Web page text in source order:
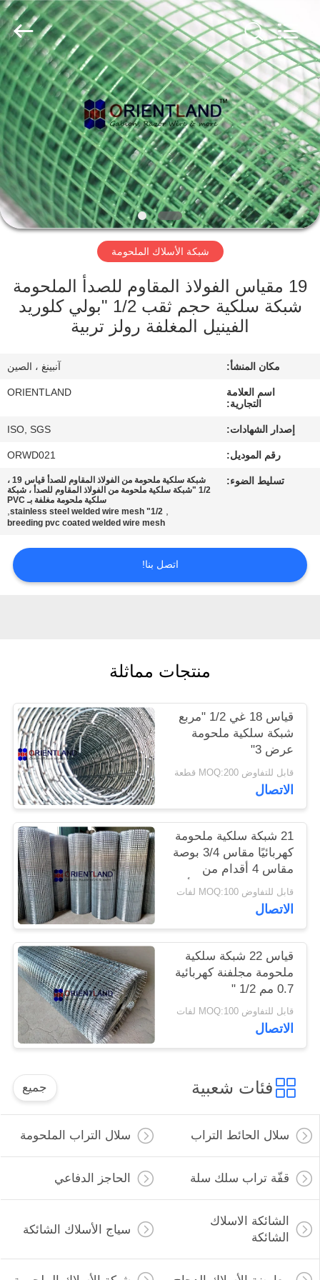
منزل،
بيت
منتجات
معلومات
عنا
في
المعمل
مراقبة
اتصل
اقتباس
POLICY
Ltd.
All
Rights
Reserved.
Developed
by
ECER
شبكة الأسلاك الملحومة
19 مقياس الفولاذ المقاوم للصدأ الملحومة
شبكة سلكية حجم ثقب 1/2 "بولي كلوريد
الفينيل المغلفة رولز تربية
مكان المنشأ: آنبينغ ، الصين
اسم العلامة
التجارية:
ORIENTLAND
إصدار الشهادات: ISO, SGS
رقم الموديل: ORWD021
تسليط الضوء:
شبكة سلكية ملحومة من الفولاذ المقاوم للصدأ قياس 19 ،
1/2 "شبكة سلكية ملحومة من الفولاذ المقاوم للصدأ ، شبكة
سلكية ملحومة مغلفة بـ PVC
,
1/2" stainless steel welded wire mesh
,
breeding pvc coated welded wire mesh
اتصل بنا!
منتجات مماثلة
قياس 18 غي 1/2 "مربع
شبكة سلكية ملحومة
عرض 3"
قابل للتفاوض MOQ:200 قطعة
الاتصال
21 شبكة سلكية ملحومة
كهربائيًا مقاس 3/4 بوصة
مقاس 4 أقدام من
الفولاذ المقاوم للصدأ
قابل للتفاوض MOQ:100 لفات
الاتصال
قياس 22 شبكة سلكية
ملحومة مجلفنة كهربائية
0.7 مم 1/2 "
قابل للتفاوض MOQ:100 لفات
الاتصال
فئات شعبية جميع
سلال الحائط التراب سلال التراب الملحومة
قفّة تراب سلك سلة الحاجز الدفاعي
الشائكة الاسلاك
الشائكة
سياج الأسلاك الشائكة